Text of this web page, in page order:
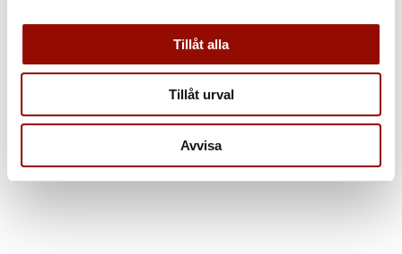
Tillåt alla
Tillåt urval
Avvisa